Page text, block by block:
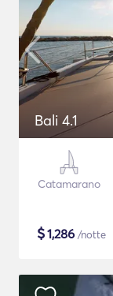
Bali 4.1
Catamarano
$1,286 /notte